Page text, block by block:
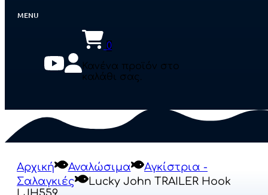
0
Κανένα προϊόν στο
καλάθι σας.
Αρχική Αναλώσιμα
Αγκίστρια -
Σαλαγκιές
Lucky John TRAILER Hook